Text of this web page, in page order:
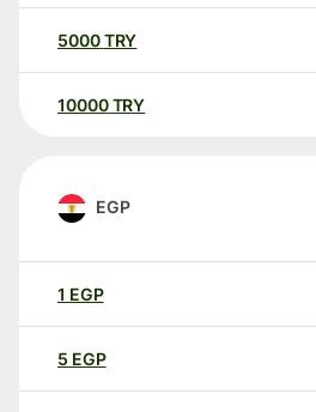
5000TRY
10000 TRY
EGP
1 EGP
5 EGP